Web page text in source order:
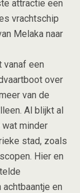
attractie een
vrachtschip
Melaka naar
vanaf een
over
van de
Al blijkt al
wat minder
stad, zoals
Hier en
en